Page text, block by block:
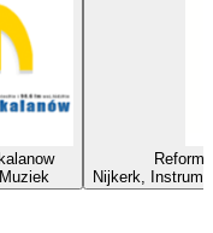
Nijkerk,